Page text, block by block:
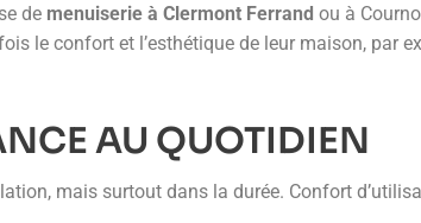
de menuiserie à Clermont Ferrand ou à
le confort et l’esthétique de leur maison, par
AU QUOTIDIEN
mais surtout dans la durée. Confort